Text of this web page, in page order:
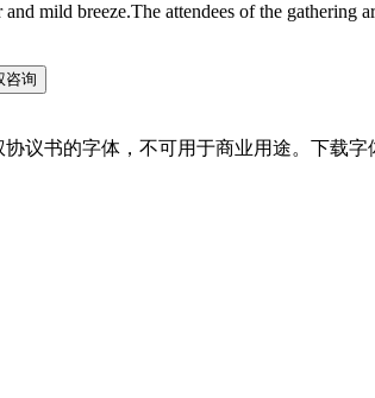
mild breeze.The attendees of the gathering
咨询
议书的字体，不可用于商业用途。下载